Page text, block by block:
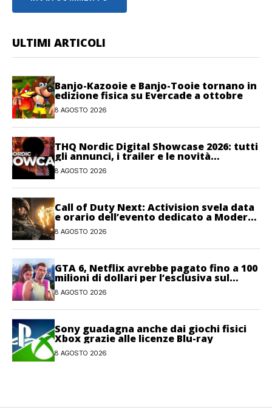
ULTIMI ARTICOLI
Banjo-Kazooie e Banjo-Tooie tornano in
edizione fisica su Evercade a ottobre
8 AGOSTO 2026
THQ Nordic Digital Showcase 2026: tutti
gli annunci, i trailer e le novità
dell’evento
8 AGOSTO 2026
Call of Duty Next: Activision svela data
e orario dell’evento dedicato a Modern
Warfare 4
8 AGOSTO 2026
GTA 6, Netflix avrebbe pagato fino a 100
milioni di dollari per l’esclusiva sul
gioco
8 AGOSTO 2026
Sony guadagna anche dai giochi fisici
Xbox grazie alle licenze Blu-ray
8 AGOSTO 2026